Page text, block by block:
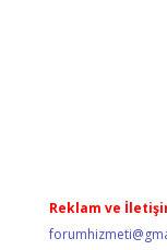
Reklam ve